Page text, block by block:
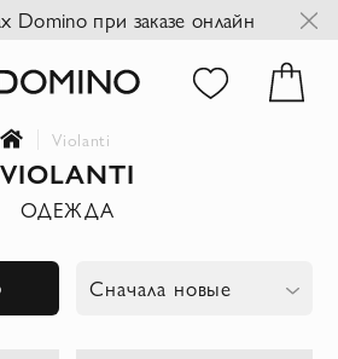
Domino при заказе онлайн
Violanti
VIOLANTI
ОДЕЖДА
Сначала новые